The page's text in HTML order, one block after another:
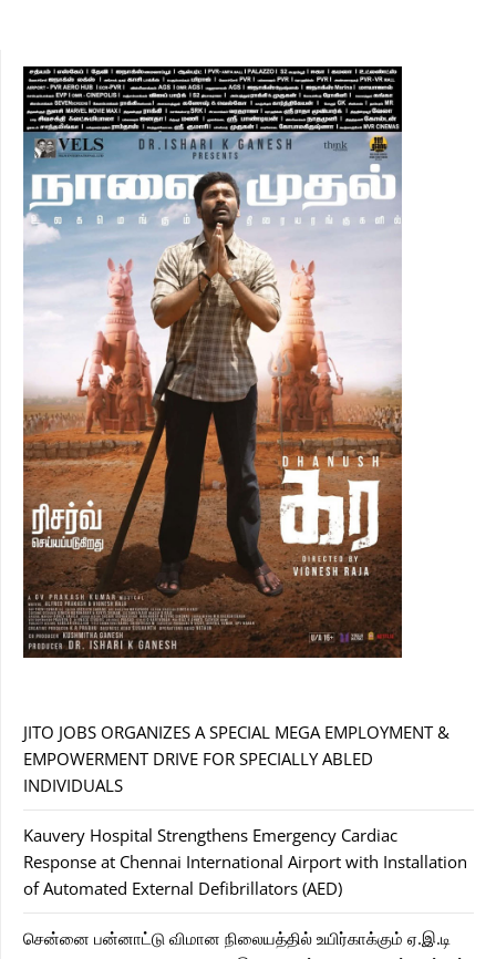
JITO JOBS ORGANIZES A SPECIAL MEGA EMPLOYMENT &
EMPOWERMENT DRIVE FOR SPECIALLY ABLED
INDIVIDUALS
Kauvery Hospital Strengthens Emergency Cardiac
Response at Chennai International Airport with Installation
of Automated External Defibrillators (AED)
சென்னை பன்னாட்டு விமான நிலையத்தில் உயிர்காக்கும் ஏ.இ.டி